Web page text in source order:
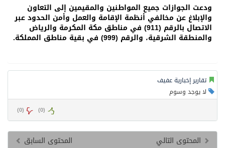
ودعت الجوازات جميع المواطنين والمقيمين إلى التعاون
والإبلاغ عن مخالفي أنظمة الإقامة والعمل وأمن الحدود عبر
الاتصال بالرقم (911) في مناطق مكة المكرمة والرياض
والمنطقة الشرقية، والرقم (999) في بقية مناطق المملكة.
تقارير إخبارية عفيف
لا يوجد وسوم
(
0
) (
0
)
المحتوى السابق
المحتوى التالي